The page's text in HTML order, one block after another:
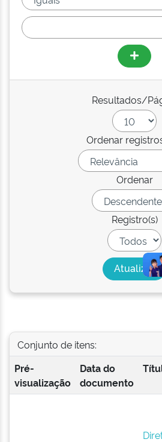
Resultados/
Ordenar
Ordenar
Registro(s)
Conjunto de itens:
Pré-
visualização
Data do
documento